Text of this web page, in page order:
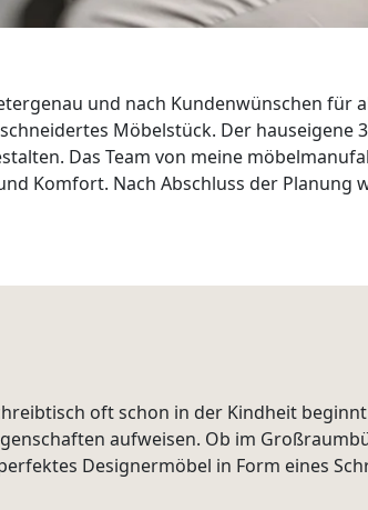
und nach Kundenwünschen für
Möbelstück. Der
Das Team von meine
Komfort. Nach Abschluss der
oft schon in der Kindheit
aufweisen. Ob im
Designermöbel in Form eines